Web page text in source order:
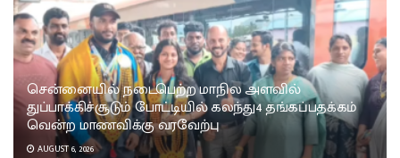
சென்னையில் நடைபெற்ற மாநில அளவில்
துப்பாக்கிச்சூடும் போட்டியில் கலந்து4 தங்கப்பதக்கம்
வென்ற மாணவிக்கு வரவேற்பு
AUGUST 6, 2026